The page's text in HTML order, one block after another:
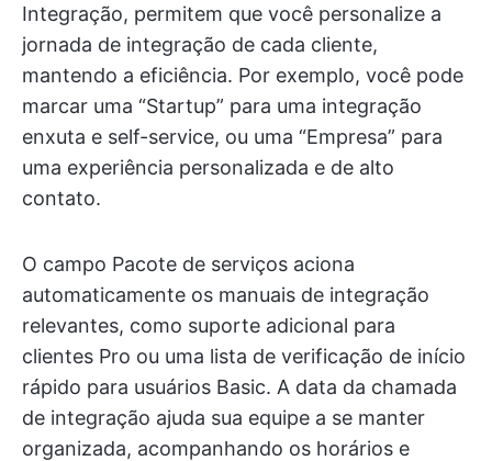
Integração, permitem que você personalize a
jornada de integração de cada cliente,
mantendo a eficiência. Por exemplo, você pode
marcar uma “Startup” para uma integração
enxuta e self-service, ou uma “Empresa” para
uma experiência personalizada e de alto
contato.
O campo Pacote de serviços aciona
automaticamente os manuais de integração
relevantes, como suporte adicional para
clientes Pro ou uma lista de verificação de início
rápido para usuários Basic. A data da chamada
de integração ajuda sua equipe a se manter
organizada, acompanhando os horários e